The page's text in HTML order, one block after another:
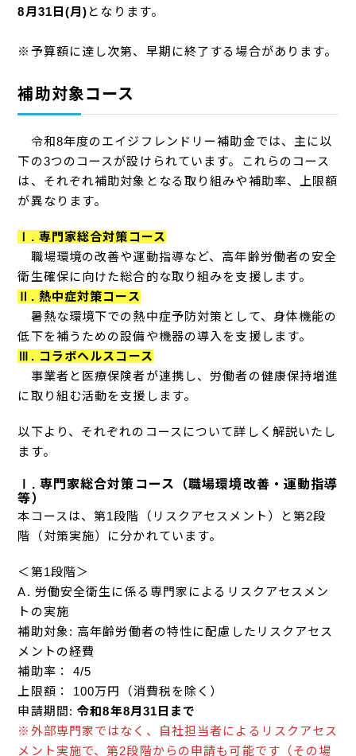
8月31日(月) となります。
※予算額に達し次第、早期に終了する場合があります。
補助対象コース
令和8年度のエイジフレンドリー補助金では、主に以
下の3つのコースが設けられています。これらのコース
は、それぞれ補助対象となる取り組みや補助率、上限額
が異なります。
Ⅰ. 専門家総合対策コース
職場環境の改善や運動指導など、高年齢労働者の安全
衛生確保に向けた総合的な取り組みを支援します。
Ⅱ. 熱中症対策コース
暑熱な環境下での熱中症予防対策として、身体機能の
低下を補うための設備や機器の導入を支援します。
Ⅲ. コラボヘルスコース
事業者と医療保険者が連携し、労働者の健康保持増進
に取り組む活動を支援します。
以下より、それぞれのコースについて詳しく解説いたし
ます。
Ⅰ. 専門家総合対策コース（職場環境改善・運動指導
等）
本コースは、第1段階（リスクアセスメント）と第2段
階（対策実施）に分かれています。
＜第1段階＞
A. 労働安全衛生に係る専門家によるリスクアセスメン
トの実施
補助対象: 高年齢労働者の特性に配慮したリスクアセス
メントの経費
補助率： 4/5
上限額： 100万円（消費税を除く）
申請期間:令和8年8月31日まで
※外部専門家ではなく、自社担当者によるリスクアセス
メント実施で、第2段階からの申請も可能です（その場